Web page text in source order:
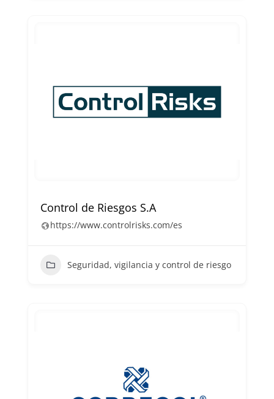
Control de Riesgos S.A
https://www.controlrisks.com/es
Seguridad, vigilancia y control de riesgo